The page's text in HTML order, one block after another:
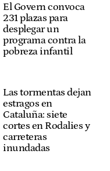
El Govern convoca
231 plazas para
desplegar un
programa contra la
pobreza infantil
Las tormentas dejan
estragos en
Cataluña: siete
cortes en Rodalies y
carreteras
inundadas